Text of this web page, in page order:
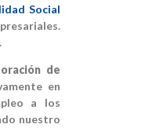
Social
de
en
a los
nuestro